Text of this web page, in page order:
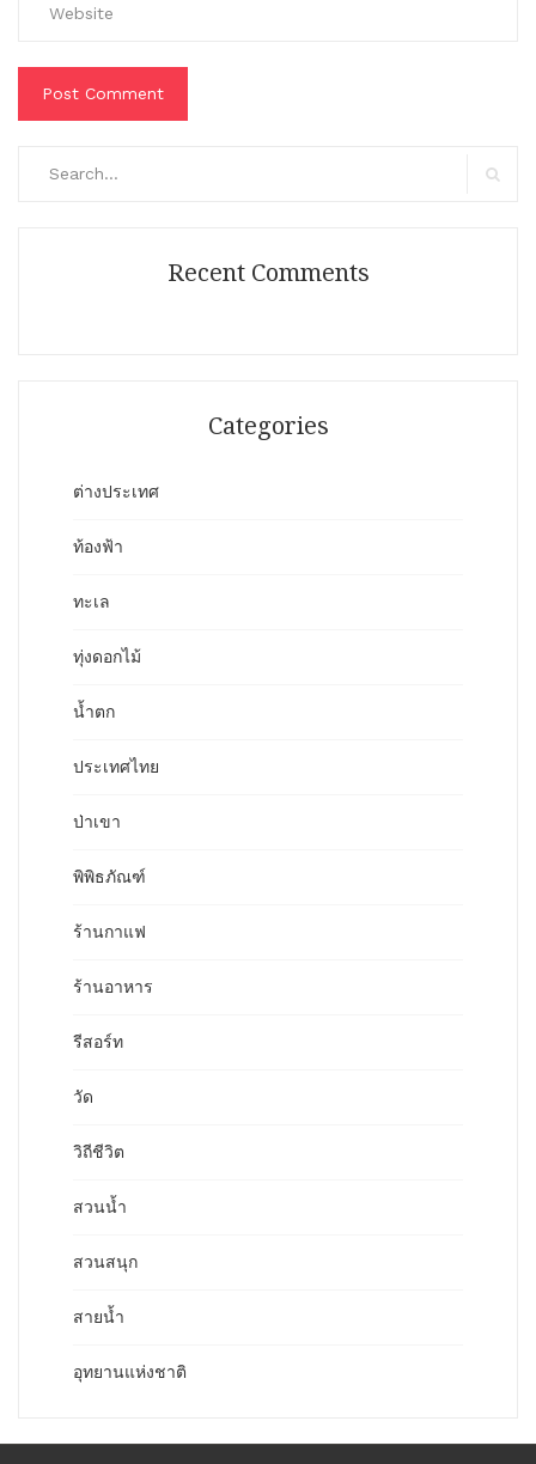
Recent Comments
Categories
ต่างประเทศ
ท้องฟ้า
ทะเล
ทุ่งดอกไม้
น้ำตก
ประเทศไทย
ป่าเขา
พิพิธภัณฑ์
ร้านกาแฟ
ร้านอาหาร
รีสอร์ท
วัด
วิถีชีวิต
สวนน้ำ
สวนสนุก
สายน้ำ
อุทยานแห่งชาติ